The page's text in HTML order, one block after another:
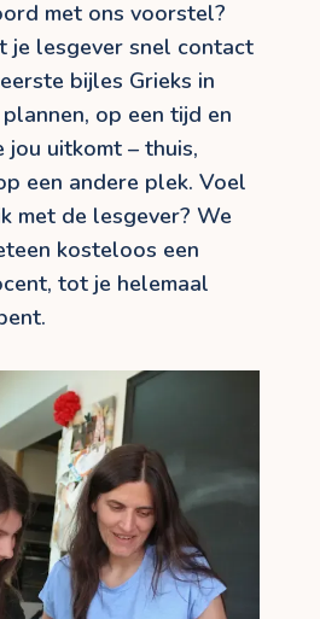
met ons voorstel?
je lesgever snel contact
bijles Grieks in
op een tijd en
jou uitkomt – thuis,
een andere plek. Voel
met de lesgever? We
kosteloos een
tot je helemaal